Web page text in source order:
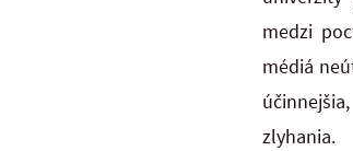
medzi
médiá
zlyhania.